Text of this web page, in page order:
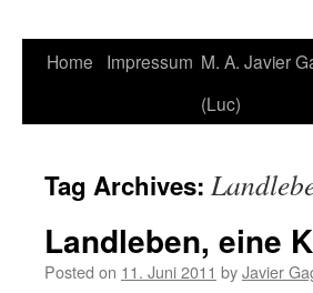
Skip
Home Impressum M. A. Javier
(Luc)
Tag Archives:
Landleben, eine
Posted on 11. Juni 2011 byJavier